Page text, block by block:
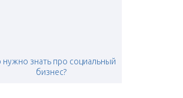
нужно знать про социальный
бизнес?